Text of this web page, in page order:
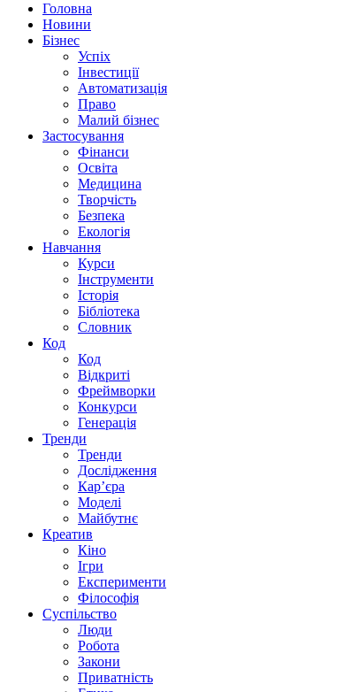
Головна
Новини
Бізнес
Успіх
Інвестиції
Автоматизація
Право
Малий бізнес
Застосування
Фінанси
Освіта
Медицина
Творчість
Безпека
Екологія
Навчання
Курси
Інструменти
Історія
Бібліотека
Словник
Код
Код
Відкриті
Фреймворки
Конкурси
Генерація
Тренди
Тренди
Дослідження
Кар’єра
Моделі
Майбутнє
Креатив
Кіно
Ігри
Експерименти
Філософія
Суспільство
Люди
Робота
Закони
Приватність